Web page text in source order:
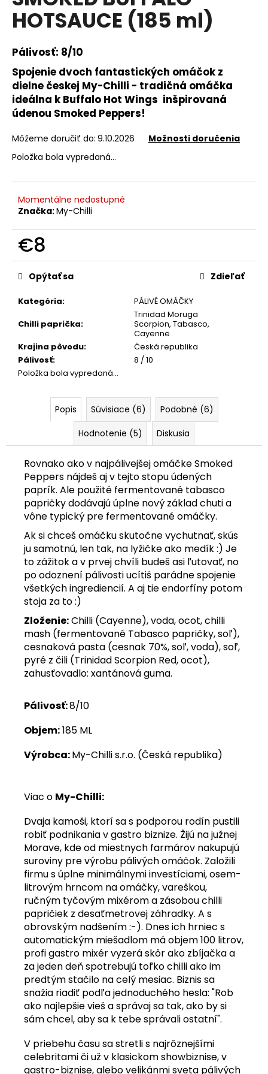
4,6
hviezdičiek.
HOTSAUCE (185 ml)
Pálivosť: 8/10
Spojenie dvoch fantastických omáčok z
dielne českej My-Chilli - tradičná omáčka
ideálna k Buffalo Hot Wings inšpirovaná
údenou Smoked Peppers!
Môžeme doručiť do: 9.10.2026
Možnosti doručenia
Položka bola vypredaná…
Momentálne nedostupné
Značka:My-Chilli
€8
Jednotková
cena:
Kategória:
PÁLIVÉ OMÁČKY
Chilli paprička:
Trinidad Moruga
Scorpion, Tabasco,
Cayenne
Krajina pôvodu:
Česká republika
Pálivosť:
8 / 10
Položka bola vypredaná…
Opýtať sa Zdieľať
Popis Súvisiace (6)
Podobné (6)
Hodnotenie (5)
Diskusia
Rovnako ako v najpálivejšej omáčke Smoked
Peppers nájdeš aj v tejto stopu údených
paprík. Ale použité fermentované tabasco
papričky dodávajú úplne nový základ chuti a
vône typický pre fermentované omáčky.
Ak si chceš omáčku skutočne vychutnať, skús
ju samotnú, len tak, na lyžičke ako medík :) Je
to zážitok a v prvej chvíli budeš asi ľutovať, no
po odoznení pálivosti ucítiš parádne spojenie
všetkých ingrediencií. A aj tie endorfíny potom
stoja za to :)
Zloženie:Chilli (Cayenne), voda, ocot, chilli
mash (fermentované Tabasco papričky, soľ),
cesnaková pasta (cesnak 70%, soľ, voda), soľ,
pyré z čili (Trinidad Scorpion Red, ocot),
zahusťovadlo: xantánová guma.
Pálivosť:8/10
Objem:185 ML
Výrobca:My-Chilli s.r.o. (Česká republika)
Viac o My-Chilli:
Dvaja kamoši, ktorí sa s podporou rodín pustili
robiť podnikania v gastro biznize. Žijú na južnej
Morave, kde od miestnych farmárov nakupujú
suroviny pre výrobu pálivých omáčok. Založili
firmu s úplne minimálnymi investíciami, osem-
litrovým hrncom na omáčky, vareškou,
ručným tyčovým mixérom a zásobou chilli
papričiek z desaťmetrovej záhradky. A s
obrovským nadšením :-). Dnes ich hrniec s
automatickým miešadlom má objem 100 litrov,
profi gastro mixér vyzerá skôr ako zbíjačka a
za jeden deň spotrebujú toľko chilli ako im
predtým stačilo na celý mesiac. Biznis sa
snažia riadiť podľa jednoduchého hesla: "Rob
ako najlepšie vieš a správaj sa tak, ako by si
sám chcel, aby sa k tebe správali ostatní".
V priebehu času sa stretli s najrôznejšími
celebritami či už v klasickom showbiznise, v
gastro-biznise, alebo velikánmi sveta pálivých
á
j
s
ť
?
HĽADAŤ
d
p
o
ú
č
a
m
ŽIARUVZDORNÉ
OCHRANNÉ
KUCHYNSKÉ
RUKAVICE
GRILOVANIE